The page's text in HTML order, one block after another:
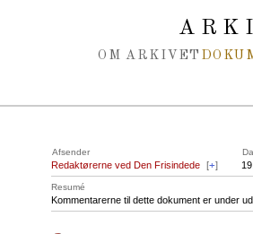
OM ARKIVET
Afsender
Redaktørerne ved Den Frisindede [+]
Resumé
Kommentarerne til dette dokument er under